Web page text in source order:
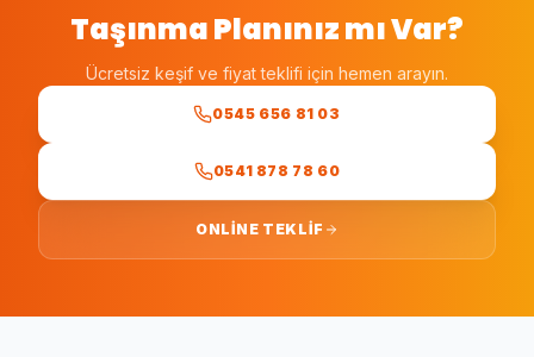
Taşınma Planınız mı Var?
Ücretsiz keşif ve fiyat teklifi için hemen arayın.
0545 656 81 03
0541 878 78 60
ONLINE TEKLIF